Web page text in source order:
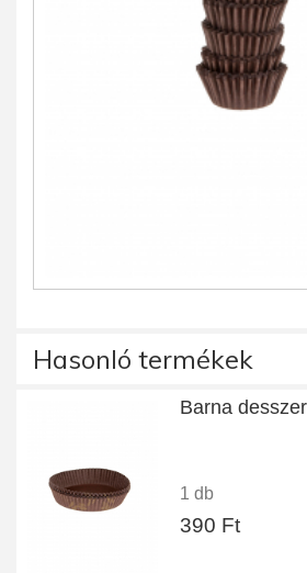
Hasonló termékek
Barna
1 db
390 Ft